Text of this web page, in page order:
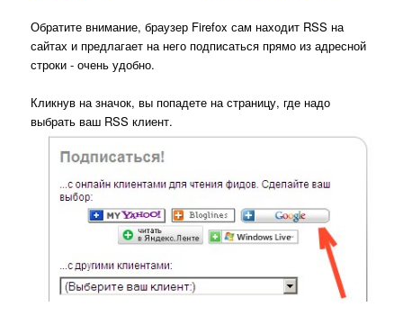
Обратите внимание, браузер Firefox сам находит RSS на
сайтах и предлагает на него подписаться прямо из адресной
строки - очень удобно.
Кликнув на значок, вы попадете на страницу, где надо
выбрать ваш RSS клиент.